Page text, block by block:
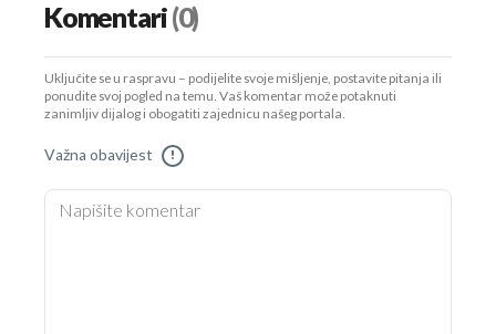
Komentari(0)
Uključite se u raspravu – podijelite svoje mišljenje, postavite pitanja ili
ponudite svoj pogled na temu. Vaš komentar može potaknuti
zanimljiv dijalog i obogatiti zajednicu našeg portala.
Važna obavijest !